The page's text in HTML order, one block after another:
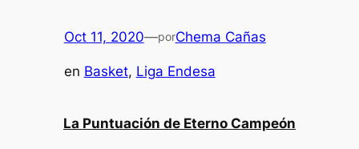
Oct 11, 2020—porChema Cañas
en Basket, Liga Endesa
La Puntuación de Eterno Campeón